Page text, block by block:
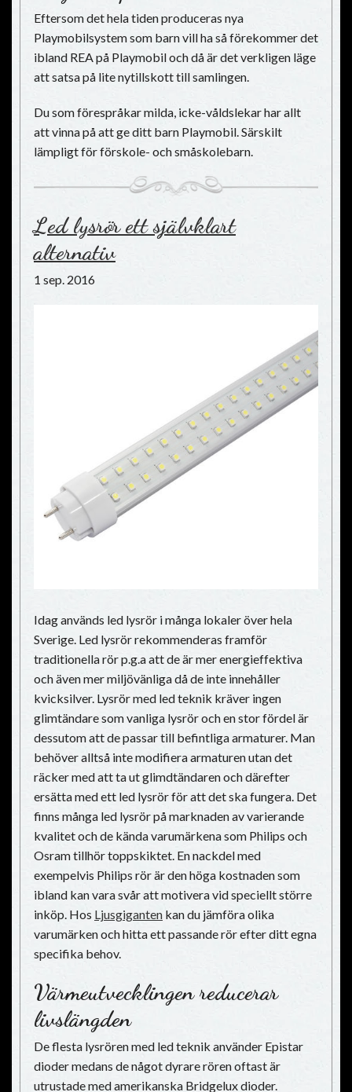
Eftersom det hela tiden produceras nya
Playmobilsystem som barn vill ha så förekommer det
ibland REA på Playmobil och då är det verkligen läge
att satsa på lite nytillskott till samlingen.
Du som förespråkar milda, icke-våldslekar har allt
att vinna på att ge ditt barn Playmobil. Särskilt
lämpligt för förskole- och småskolebarn.
Led lysrör ett självklart
alternativ
1 sep. 2016
Idag används led lysrör i många lokaler över hela
Sverige. Led lysrör rekommenderas framför
traditionella rör p.g.a att de är mer energieffektiva
och även mer miljövänliga då de inte innehåller
kvicksilver. Lysrör med led teknik kräver ingen
glimtändare som vanliga lysrör och en stor fördel är
dessutom att de passar till befintliga armaturer. Man
behöver alltså inte modifiera armaturen utan det
räcker med att ta ut glimdtändaren och därefter
ersätta med ett led lysrör för att det ska fungera. Det
finns många led lysrör på marknaden av varierande
kvalitet och de kända varumärkena som Philips och
Osram tillhör toppskiktet. En nackdel med
exempelvis Philips rör är den höga kostnaden som
ibland kan vara svår att motivera vid speciellt större
inköp. Hos Ljusgiganten kan du jämföra olika
varumärken och hitta ett passande rör efter ditt egna
specifika behov.
Värmeutvecklingen reducerar
livslängden
De flesta lysrören med led teknik använder Epistar
dioder medans de något dyrare rören oftast är
utrustade med amerikanska Bridgelux dioder.